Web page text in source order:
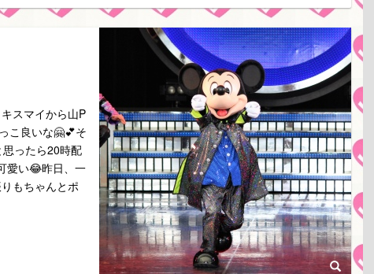
スマイから山P
こ良いな🤗💕そ
ったら20時配
愛い😂昨日、一
もちゃんとポ